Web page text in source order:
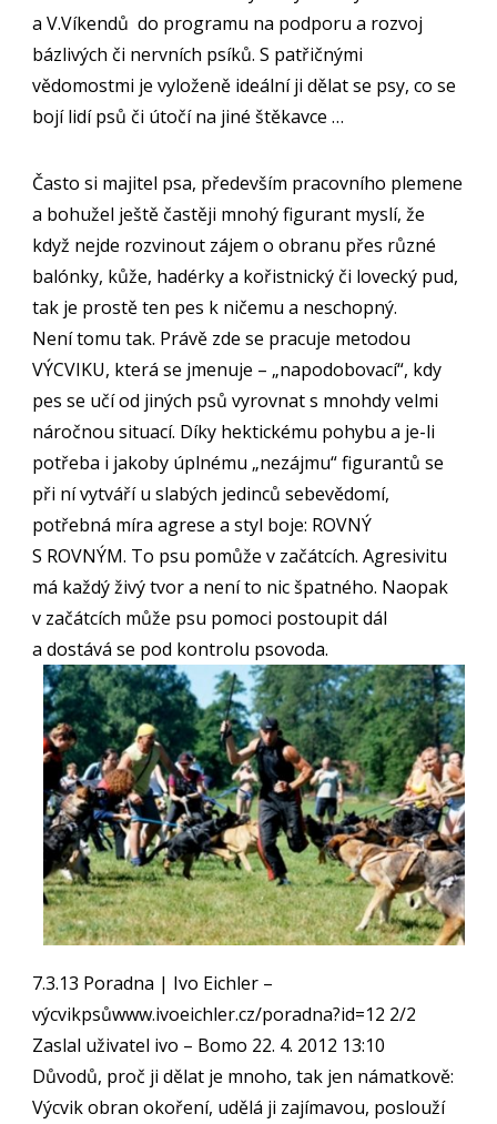
a V.Víkendů do programu na podporu a rozvoj
bázlivých či nervních psíků. S patřičnými
vědomostmi je vyloženě ideální ji dělat se psy, co se
bojí lidí psů či útočí na jiné štěkavce …
Často si majitel psa, především pracovního plemene
a bohužel ještě častěji mnohý figurant myslí, že
když nejde rozvinout zájem o obranu přes různé
balónky, kůže, hadérky a kořistnický či lovecký pud,
tak je prostě ten pes k ničemu a neschopný.
Není tomu tak. Právě zde se pracuje metodou
VÝCVIKU, která se jmenuje – „napodobovací“, kdy
pes se učí od jiných psů vyrovnat s mnohdy velmi
náročnou situací. Díky hektickému pohybu a je-li
potřeba i jakoby úplnému „nezájmu“ figurantů se
při ní vytváří u slabých jedinců sebevědomí,
potřebná míra agrese a styl boje: ROVNÝ
S ROVNÝM. To psu pomůže v začátcích. Agresivitu
má každý živý tvor a není to nic špatného. Naopak
v začátcích může psu pomoci postoupit dál
a dostává se pod kontrolu psovoda.
7.3.13 Poradna | Ivo Eichler –
výcvikpsůwww.ivoeichler.cz/poradna?id=12 2/2
Zaslal uživatel ivo – Bomo 22. 4. 2012 13:10
Důvodů, proč ji dělat je mnoho, tak jen námatkově:
Výcvik obran okoření, udělá ji zajímavou, poslouží